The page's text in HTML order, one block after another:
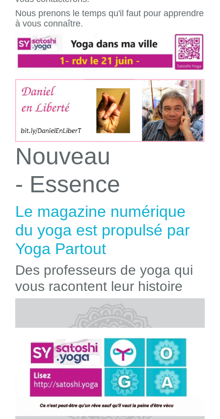
Nous prenons le temps qu'il faut pour apprendre
à vous connaître.
Nouveau
- Essence
Le magazine numérique
du yoga est propulsé par
Yoga Partout
Des professeurs de yoga qui
vous racontent leur histoire